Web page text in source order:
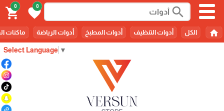
Select Language ▼
search
0
favorite
0
shopping_cart
home الكل أدوات التنظيف أدوات المطبخ أدوات الرياضة ماكنات